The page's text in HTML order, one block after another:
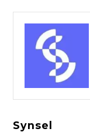
Synsel